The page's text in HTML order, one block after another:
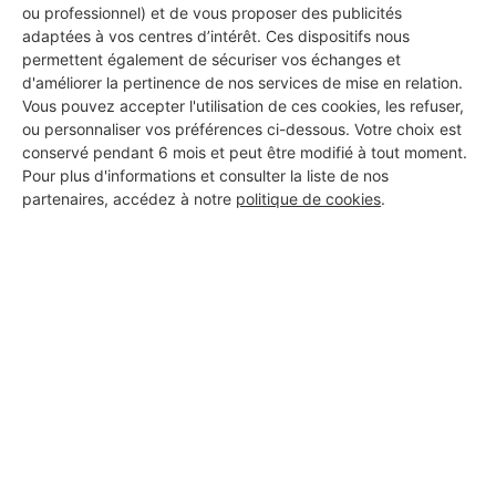
ou professionnel) et de vous proposer des publicités
adaptées à vos centres d’intérêt. Ces dispositifs nous
permettent également de sécuriser vos échanges et
d'améliorer la pertinence de nos services de mise en relation.
Vous pouvez accepter l'utilisation de ces cookies, les refuser,
ou personnaliser vos préférences ci-dessous. Votre choix est
conservé pendant 6 mois et peut être modifié à tout moment.
Pour plus d'informations et consulter la liste de nos
partenaires, accédez à notre politique de cookies.